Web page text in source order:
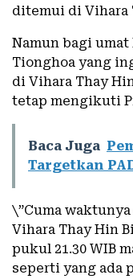
ditemui di Vihara
Namun bagi
Tionghoa yang
di Vihara Thay
tetap mengikuti
Baca Juga
Targetkan
\”Cuma
Vihara Thay Hin
pukul 21.30 WIB
seperti yang ada